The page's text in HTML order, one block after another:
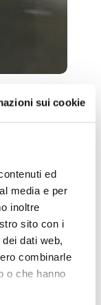
sui cookie
ed
media e per
inoltre
sito con i
dati web,
combinarle
o che hanno